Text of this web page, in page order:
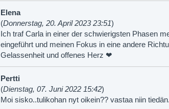
Elena
(Donnerstag, 20. April 2023 23:51)
Ich traf Carla in einer der schwierigsten Phasen
eingeführt und meinen Fokus in eine andere
Gelassenheit und offenes Herz ❤
Pertti
(Dienstag, 07. Juni 2022 15:42)
Moi sisko..tulikohan nyt oikein?? vastaa niin